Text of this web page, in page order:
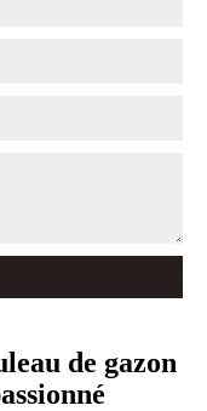
de gazon